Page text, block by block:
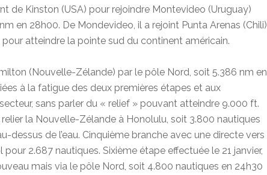
de Kinston (USA) pour rejoindre Montevideo (Uruguay)
en 28h00. De Mondevideo, il a rejoint Punta Arenas (Chili)
atteindre la pointe sud du continent américain.
(Nouvelle-Zélande) par le pôle Nord, soit 5.386 nm en
à la fatigue des deux premières étapes et aux
sans parler du « relief » pouvant atteindre 9.000 ft.
la Nouvelle-Zélande à Honolulu, soit 3.800 nautiques
dessus de l’eau. Cinquième branche avec une directe vers
pour 2.687 nautiques. Sixième étape effectuée le 21 janvier,
mais via le pôle Nord, soit 4.800 nautiques en 24h30